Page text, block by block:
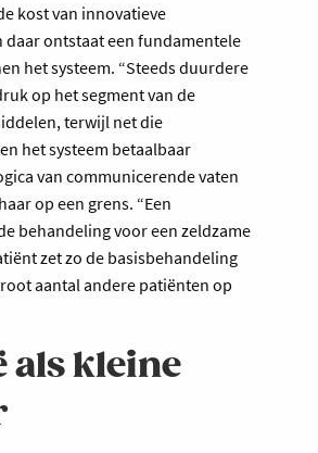
kost van innovatieve
daar ontstaat een fundamentele
het systeem. “Steeds duurdere
op het segment van de
terwijl net die
het systeem betaalbaar
van communicerende vaten
op een grens. “Een
behandeling voor een zeldzame
zet zo de basisbehandeling
aantal andere patiënten op
als kleine